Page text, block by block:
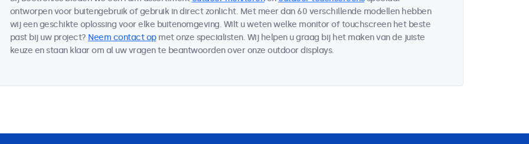
ontworpen voor buitengebruik of gebruik in direct zonlicht. Met meer dan 60 verschillende modellen hebben
wij een geschikte oplossing voor elke buitenomgeving. Wilt u weten welke monitor of touchscreen het beste
past bij uw project? Neem contact opmet onze specialisten. Wij helpen u graag bij het maken van de juiste
keuze en staan klaar om al uw vragen te beantwoorden over onze outdoor displays.